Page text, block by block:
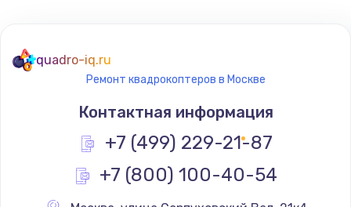
Замена термостата
1200 руб.
Заказать
Замена реле
quadro-iq.ru
Ремонт квадрокоптеров в Москве
Контактная информация
+7 (499) 229-21-87
+7 (800) 100-40-54